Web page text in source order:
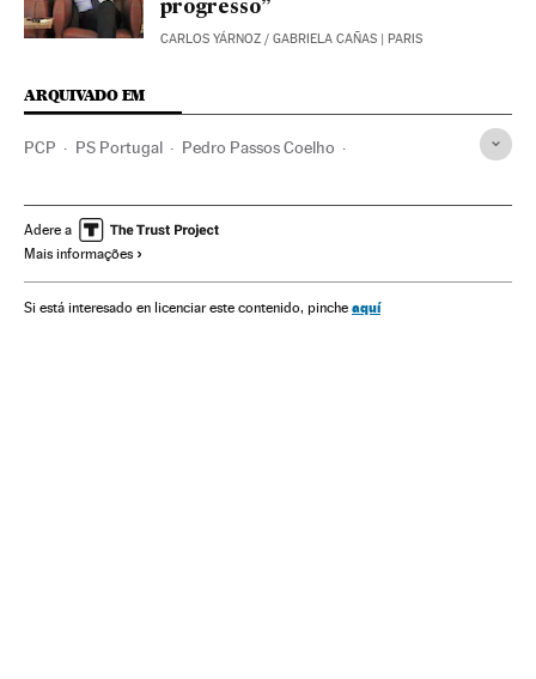
progresso”
CARLOS YÁRNOZ / GABRIELA CAÑAS | PARIS
ARQUIVADO EM
PCP PS Portugal Pedro Passos Coelho
Portugal Partidos políticos
Europa Ocidental
Adere a
Mais informações
Si está interesado en licenciar este contenido, pinche aquí